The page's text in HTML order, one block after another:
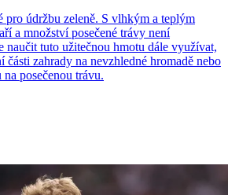
pro údržbu zeleně. S vlhkým a teplým
a množství posečené trávy není
naučit tuto užitečnou hmotu dále využívat,
části zahrady na nevzhledné hromadě nebo
posečenou trávu.